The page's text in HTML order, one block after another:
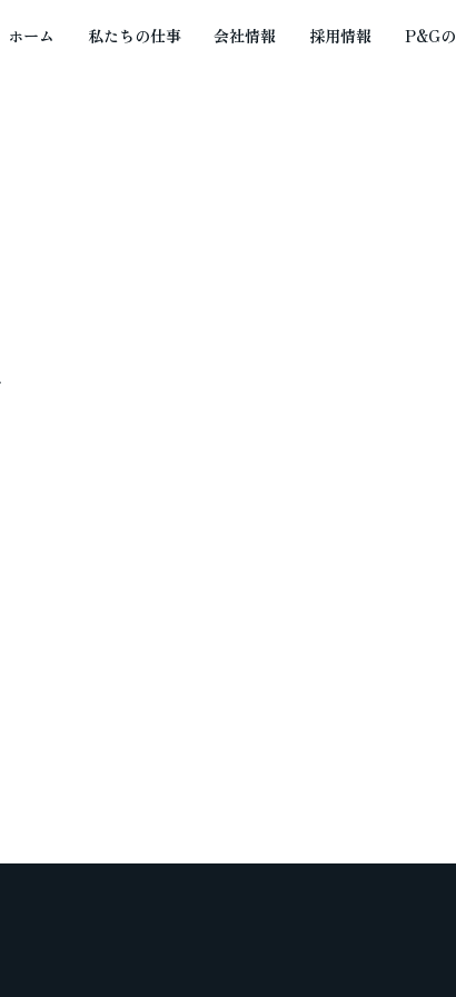
ホーム 私たちの仕事 会社情報 採用情報 P&G